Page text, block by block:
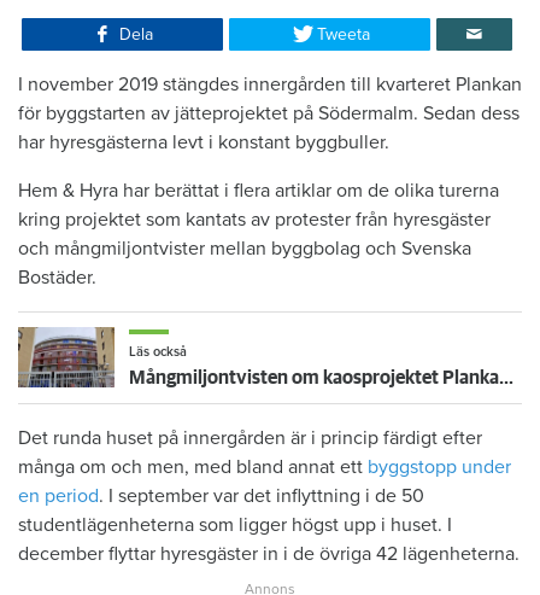
Dela Tweeta
I november 2019 stängdes innergården till kvarteret Plankan
för byggstarten av jätteprojektet på Södermalm. Sedan dess
har hyresgästerna levt i konstant byggbuller.
Hem & Hyra har berättat i flera artiklar om de olika turerna
kring projektet som kantats av protester från hyresgäster
och mångmiljontvister mellan byggbolag och Svenska
Bostäder.
Läs också
Mångmiljontvisten om kaosprojektet Plankan fortsätter – Svenska bostäder kräver 392 miljoner av Serneke
Det runda huset på innergården är i princip färdigt efter
många om och men, med bland annat ett byggstopp under
en period. I september var det inflyttning i de 50
studentlägenheterna som ligger högst upp i huset. I
december flyttar hyresgäster in i de övriga 42 lägenheterna.